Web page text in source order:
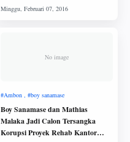
No image
Boy Sanamase dan Mathias
Malaka Jadi Calon Tersangka
Korupsi Proyek Rehab Kantor